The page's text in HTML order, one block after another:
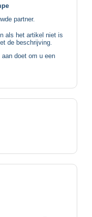
partner.
als het artikel niet is
de beschrijving.
doet om u een